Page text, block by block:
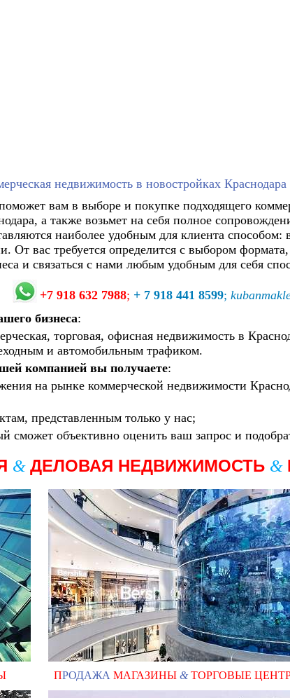
недвижимость в новостройках
вам в выборе и покупке подходящего
а также возьмет на себя полное
наиболее удобным для клиента
От вас требуется определится с выбором
и связаться с нами любым удобным для себя
+7 918 632 7988; + 7 918 441 8599;
бизнеса:
торговая, офисная недвижимость в
и автомобильным трафиком.
компанией вы получаете:
на рынке коммерческой недвижимости
представленным только у нас;
сможет объективно оценить ваш запрос и
& ДЕЛОВАЯ НЕДВИЖИМОСТЬ &
ПРОДАЖА МАГАЗИНЫ & ТОРГОВЫЕ